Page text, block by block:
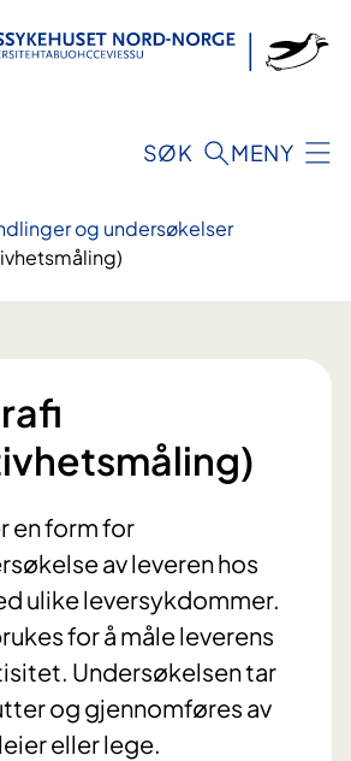
SØK MENY
og undersøkelser
en form for
av leveren hos
ulike leversykdommer.
for å måle leverens
Undersøkelsen tar
og gjennomføres av
eller lege.